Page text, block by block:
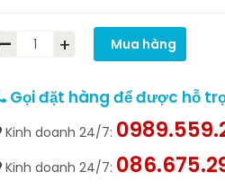
- + Mua hàng
Gọi đặt hàng để được hỗ
Kinh doanh 24/7:
Kinh doanh 24/7: